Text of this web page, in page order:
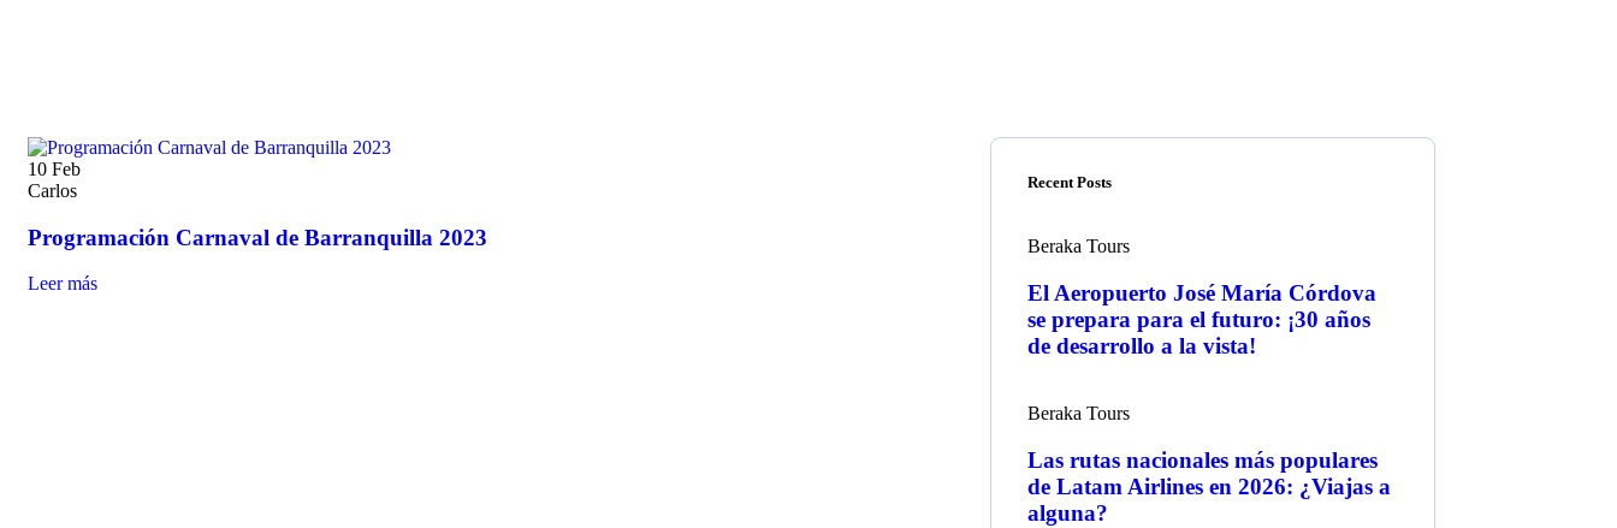
10 Feb
Carlos
Programación Carnaval de Barranquilla 2023
Recent Posts
Beraka Tours
El Aeropuerto José María Córdova
se prepara para el futuro: ¡30 años
de desarrollo a la vista!
Beraka Tours
Las rutas nacionales más populares
de Latam Airlines en 2026: ¿Viajas a
alguna?